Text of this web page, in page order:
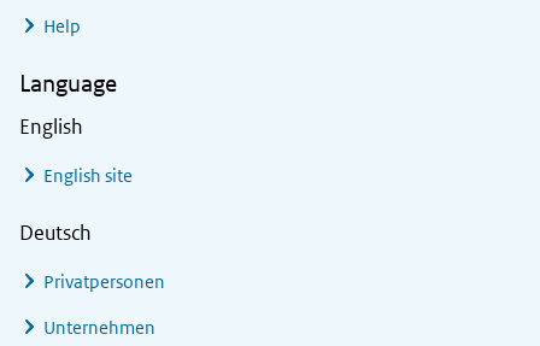
Help
Language
English
English site
Deutsch
Privatpersonen
Unternehmen